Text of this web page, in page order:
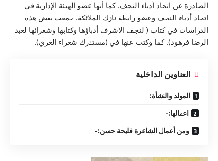
الصادرة عن اتحاد أدباء النجف. كما أنها عضو الهيئة الإدارية في
اتحاد أدباء النجف وعضو رابطة نازك الملائكة. جمعت بعض هذه
الدراسات في كتاب (النجف الاشرف أدباؤها وكتابها وشعرائها لعبد
الرضا فرهود). كما وكتب عنها في (مستدرك شعراء الغري).
العناوين الداخلية
المولد والنشأة:
اعمالها:-
ومن أعمال الشاعرة فليحة حسن:-